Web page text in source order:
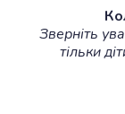
Зверніть
тільки